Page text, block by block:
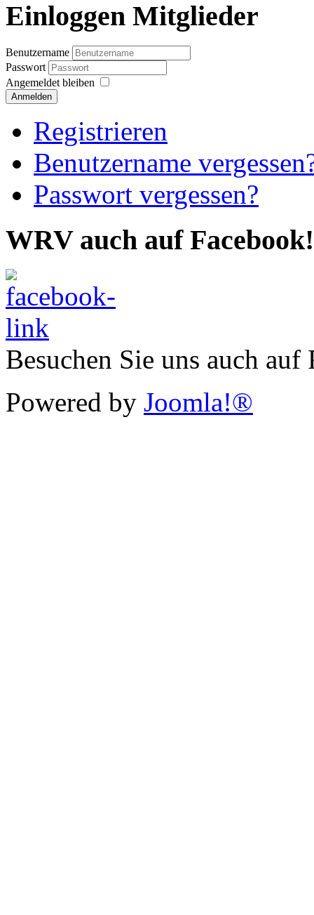
Einloggen Mitglieder
Benutzername
Passwort
Angemeldet bleiben
Anmelden
Registrieren
Benutzername
Passwort vergessen?
WRV auch auf Facebook!
Besuchen Sie uns auch auf
Powered by Joomla!®